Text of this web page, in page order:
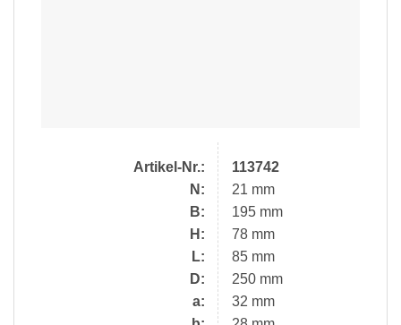
Artikel-Nr.:
N:
B:
H:
L:
D:
a:
113742
21 mm
195 mm
78 mm
85 mm
250 mm
32 mm